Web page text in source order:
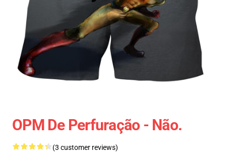
OPM De Perfuração - Não.
(3 customer reviews)